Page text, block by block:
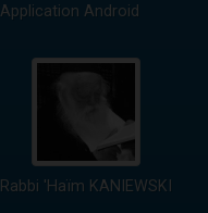
Application Android
Rabbi 'Haïm KANIEWSKI